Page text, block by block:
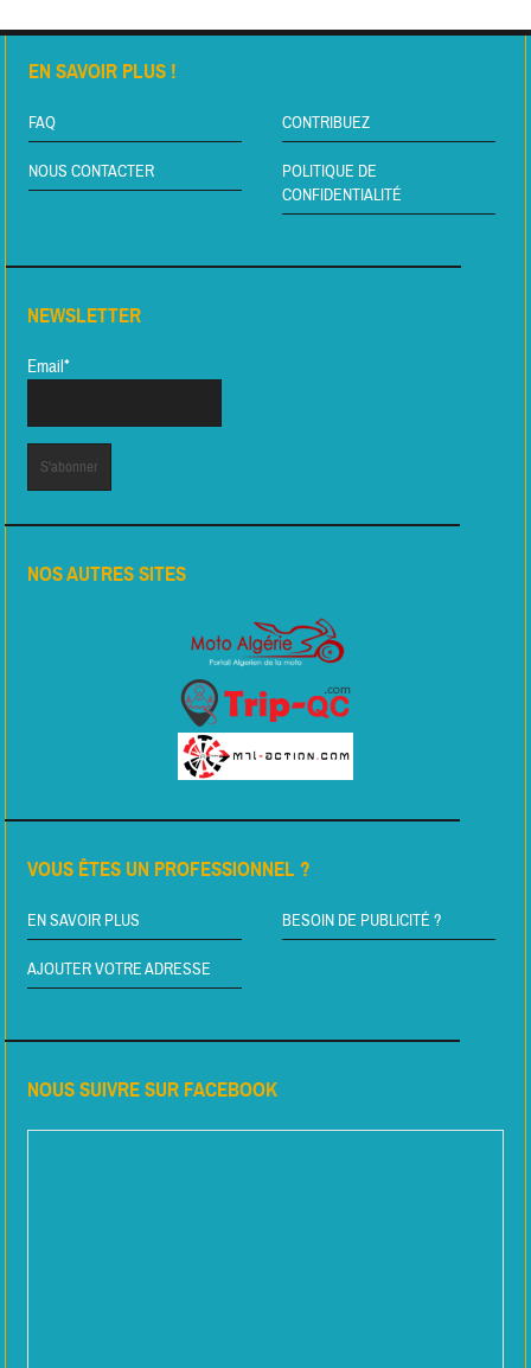
EN SAVOIR PLUS !
FAQ CONTRIBUEZ
NOUS CONTACTER
POLITIQUE DE
CONFIDENTIALITÉ
NEWSLETTER
Email*
NOS AUTRES SITES
VOUS ÊTES UN PROFESSIONNEL ?
EN SAVOIR PLUS BESOIN DE PUBLICITÉ ?
AJOUTER VOTRE ADRESSE
NOUS SUIVRE SUR FACEBOOK